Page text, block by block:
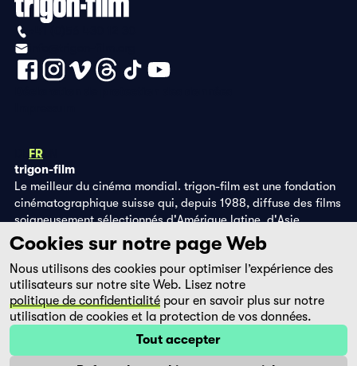
FR
trigon-film
Le meilleur du cinéma mondial. trigon-film est une fondation
cinématographique suisse qui, depuis 1988, diffuse des films
soigneusement sélectionnés d'Amérique latine, d'Asie,
d'Afrique et d'Europe de l'Est, dans les salles de cinéma,
grâce à ses propres éditions DVD et sur la plateforme de
streaming filmingo.
Cookies sur notre page Web
Nous utilisons des cookies pour optimiser l’expérience des
utilisateurs sur notre site Web. Lisez notre
politique de confidentialité pour en savoir plus sur notre
utilisation de cookies et la protection de vos données.
Tout accepter